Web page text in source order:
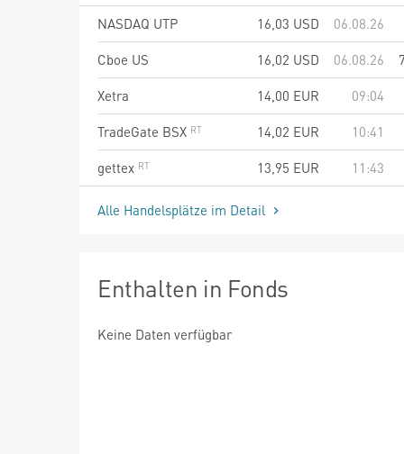
NASDAQ UTP
16,03 USD
06.08.26
Cboe US
16,02 USD 06.08.26
Xetra
14,00 EUR
09:04
TradeGate BSX
14,02 EUR
10:41
gettex
13,95 EUR 11:43
Alle Handelsplätze im Detail
Enthalten in Fonds
Keine Daten verfügbar